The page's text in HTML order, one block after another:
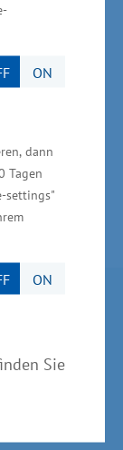
ON
dann
Tagen
settings"
ON
Sie
zehn